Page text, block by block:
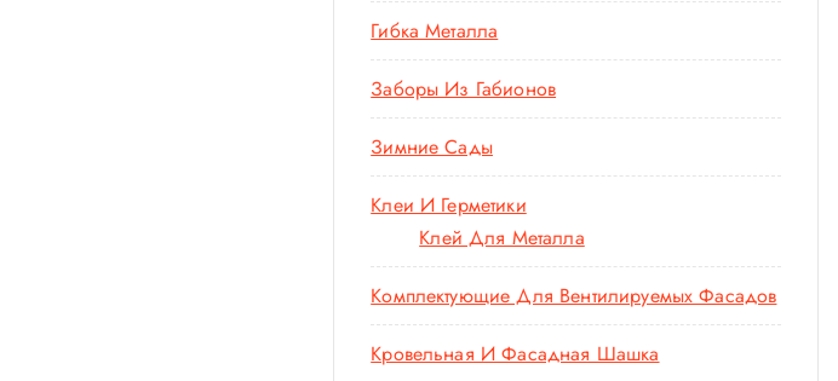
Гибка Металла
Заборы Из Габионов
Зимние Сады
Клеи И Герметики
Клей Для Металла
Комплектующие Для Вентилируемых Фасадов
Кровельная И Фасадная Шашка